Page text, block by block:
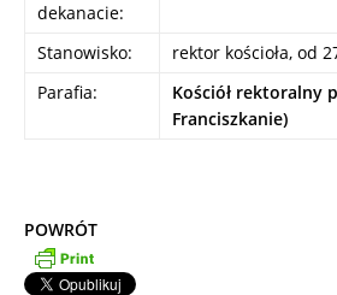
dekanacie:
Stanowisko:
rektor kościoła, od
Parafia:
Kościół rektoralny
Franciszkanie)
POWRÓT